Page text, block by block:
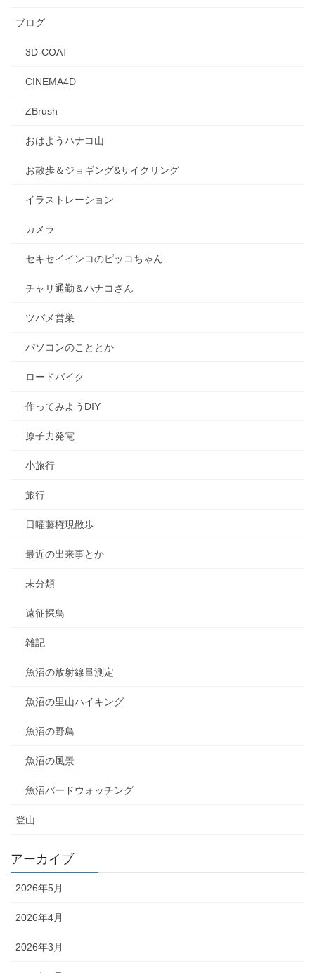
ブログ
3D-COAT
CINEMA4D
ZBrush
おはようハナコ山
お散歩＆ジョギング&サイクリング
イラストレーション
カメラ
セキセイインコのピッコちゃん
チャリ通勤＆ハナコさん
ツバメ営巣
パソコンのこととか
ロードバイク
作ってみようDIY
原子力発電
小旅行
旅行
日曜藤権現散歩
最近の出来事とか
未分類
遠征探鳥
雑記
魚沼の放射線量測定
魚沼の里山ハイキング
魚沼の野鳥
魚沼の風景
魚沼バードウォッチング
登山
アーカイブ
2026年5月
2026年4月
2026年3月